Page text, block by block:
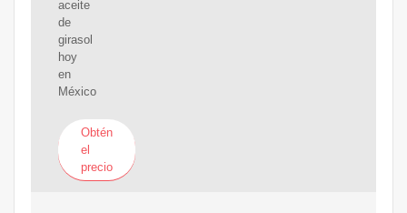
aceite
de
girasol
hoy
en
México
Obtén
el
precio